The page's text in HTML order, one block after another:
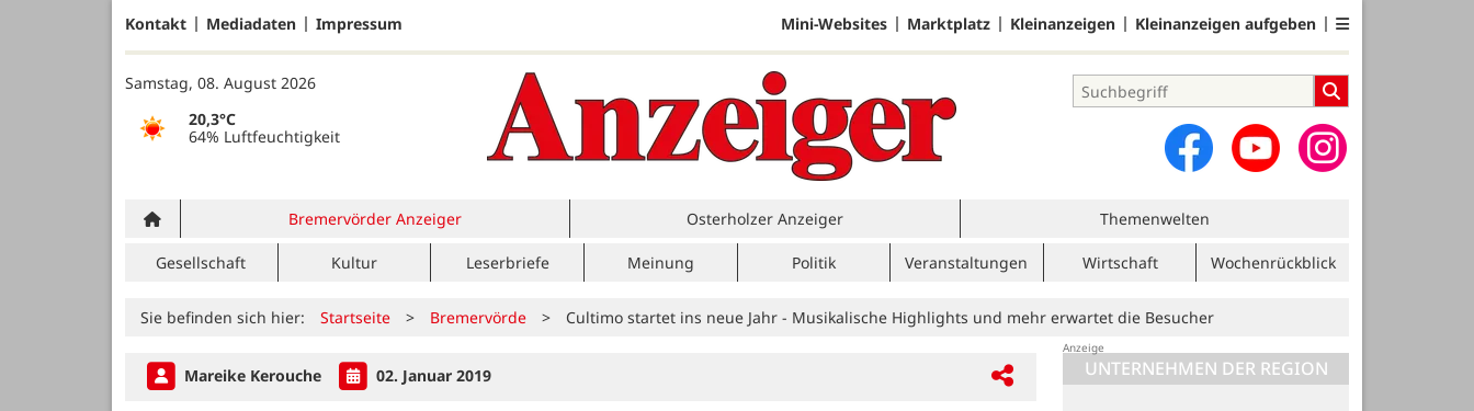
Kontakt Mediadaten Impressum Mini-Websites Marktplatz Kleinanzeigen Kleinanzeigen aufgeben
Samstag, 08. August 2026
20,3°C
64% Luftfeuchtigkeit
Bremervörder Anzeiger Osterholzer Anzeiger Themenwelten
Gesellschaft Kultur Leserbriefe Meinung Politik Veranstaltungen Wirtschaft Wochenrückblick
Sie befinden sich hier: Startseite > Bremervörde > Cultimo startet ins neue Jahr - Musikalische Highlights und mehr erwartet die Besucher
Mareike Kerouche 02. Januar 2019 UNTERNEHMEN DER REGION